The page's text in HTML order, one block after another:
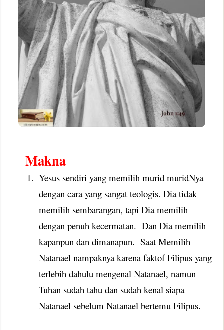
Makna
1. Yesus sendiri yang memilih murid muridNya
dengan cara yang sangat teologis. Dia tidak
memilih sembarangan, tapi Dia memilih
dengan penuh kecermatan. Dan Dia memilih
kapanpun dan dimanapun. Saat Memilih
Natanael nampaknya karena faktof Filipus yang
terlebih dahulu mengenal Natanael, namun
Tuhan sudah tahu dan sudah kenal siapa
Natanael sebelum Natanael bertemu Filipus.